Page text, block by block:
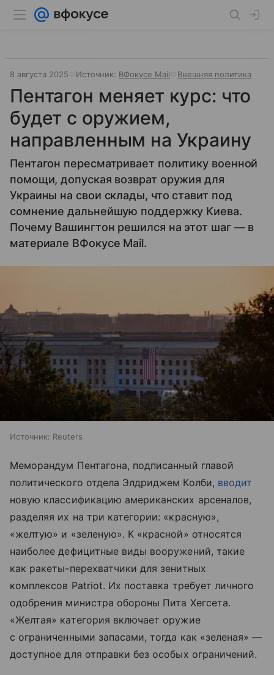
8 августа 2025 Источник: ВФокусе Mail Внешняя политика
Пентагон меняет курс: что
будет с оружием,
направленным на Украину
Пентагон пересматривает политику военной
помощи, допуская возврат оружия для
Украины на свои склады, что ставит под
сомнение дальнейшую поддержку Киева.
Почему Вашингтон решился на этот шаг — в
материале ВФокусе Mail.
Источник: Reuters
Меморандум Пентагона, подписанный главой
политического отдела Элдриджем Колби, вводит
новую классификацию американских арсеналов,
разделяя их на три категории: «красную»,
«желтую» и «зеленую». К «красной» относятся
наиболее дефицитные виды вооружений, такие
как ракеты-перехватчики для зенитных
комплексов Patriot. Их поставка требует личного
одобрения министра обороны Пита Хегсета.
«Желтая» категория включает оружие
с ограниченными запасами, тогда как «зеленая» —
доступное для отправки без особых ограничений.